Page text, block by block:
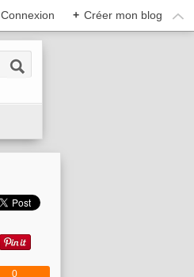
Connexion + Créer mon blog
0